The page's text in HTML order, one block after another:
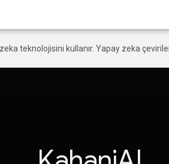
teknolojisini kullanır. Yapay zeka